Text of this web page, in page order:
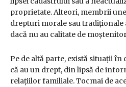
proprietate. Alteori, membrii
drepturi morale sau
dacă nu au calitate de
Pe de altă parte, există situații
că au un drept, din lipsă de
relațiilor familiale. Tocmai de